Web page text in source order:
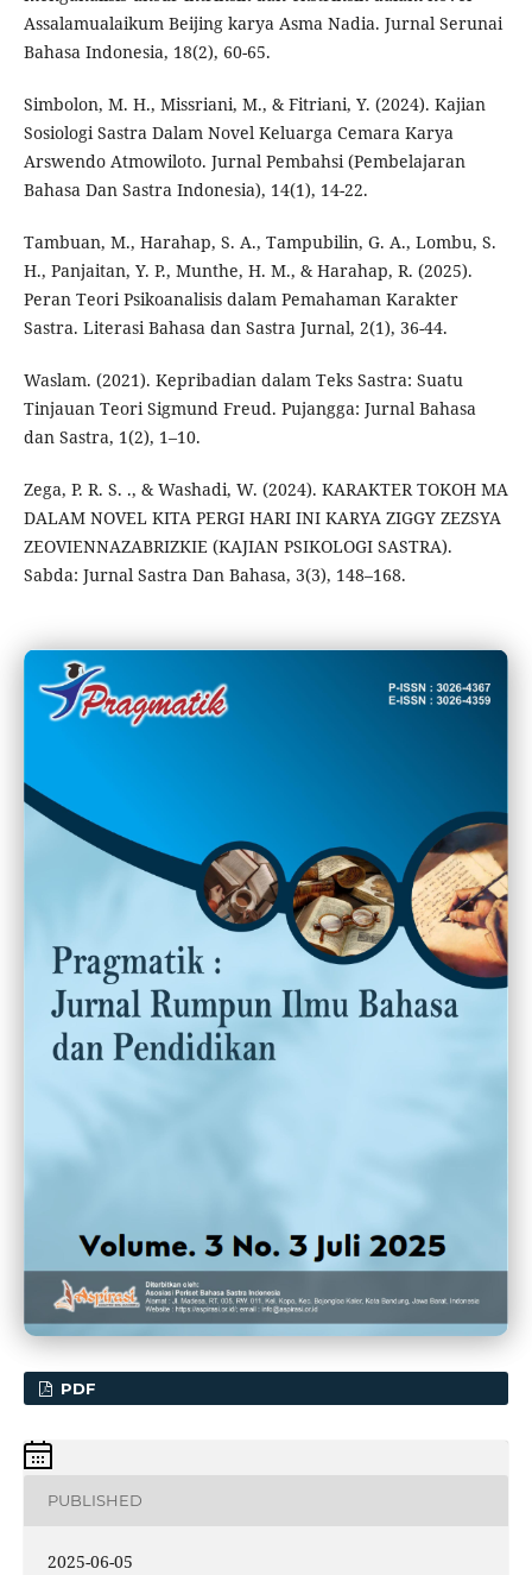
Assalamualaikum Beijing karya Asma Nadia. Jurnal Serunai
Bahasa Indonesia, 18(2), 60-65.
Simbolon, M. H., Missriani, M., & Fitriani, Y. (2024). Kajian
Sosiologi Sastra Dalam Novel Keluarga Cemara Karya
Arswendo Atmowiloto. Jurnal Pembahsi (Pembelajaran
Bahasa Dan Sastra Indonesia), 14(1), 14-22.
Tambuan, M., Harahap, S. A., Tampubilin, G. A., Lombu, S.
H., Panjaitan, Y. P., Munthe, H. M., & Harahap, R. (2025).
Peran Teori Psikoanalisis dalam Pemahaman Karakter
Sastra. Literasi Bahasa dan Sastra Jurnal, 2(1), 36-44.
Waslam. (2021). Kepribadian dalam Teks Sastra: Suatu
Tinjauan Teori Sigmund Freud. Pujangga: Jurnal Bahasa
dan Sastra, 1(2), 1–10.
Zega, P. R. S. ., & Washadi, W. (2024). KARAKTER TOKOH MA
DALAM NOVEL KITA PERGI HARI INI KARYA ZIGGY ZEZSYA
ZEOVIENNAZABRIZKIE (KAJIAN PSIKOLOGI SASTRA).
Sabda: Jurnal Sastra Dan Bahasa, 3(3), 148–168.
PDF
PUBLISHED
2025-06-05